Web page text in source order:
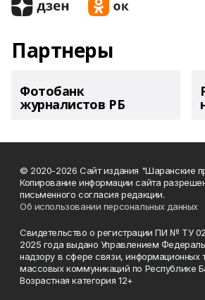
Партнеры
Фотобанк
журналистов РБ
© 2020-2026 Сайт издания "Шаранские
Копирование информации сайта
письменного согласия редакции.
Об использовании персональных данных
Свидетельство о регистрации ПИ № ТУ
2025 года выдано Управлением
надзору в сфере связи, информационных
массовых коммуникаций по Республике
Возрастная категория 12+